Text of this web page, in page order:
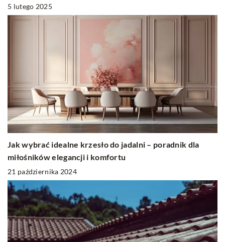
5 lutego 2025
Jak wybrać idealne krzesło do jadalni – poradnik dla
miłośników elegancji i komfortu
21 października 2024